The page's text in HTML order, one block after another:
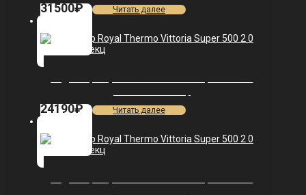
31500₽ Читать далее
24190₽ Читать далее